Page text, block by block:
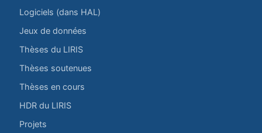
Logiciels (dans HAL)
Jeux de données
Thèses du LIRIS
Thèses soutenues
Thèses en cours
HDR du LIRIS
Projets